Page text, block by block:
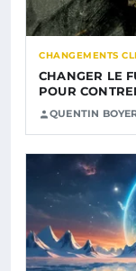
CHANGEMENTS
CHANGER LE
POUR
QUENTIN